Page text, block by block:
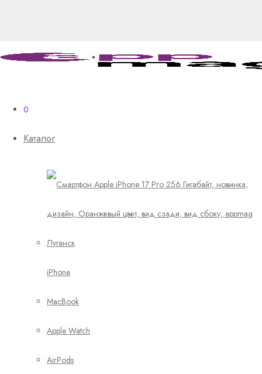
0
Каталог
iPhone
MacBook
Apple Watch
AirPods